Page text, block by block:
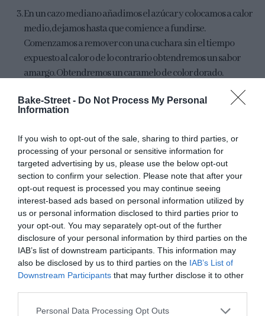
Bake-Street - Do Not Process My Personal
Information
If you wish to opt-out of the sale, sharing to third parties, or
processing of your personal or sensitive information for
targeted advertising by us, please use the below opt-out
section to confirm your selection. Please note that after your
opt-out request is processed you may continue seeing
interest-based ads based on personal information utilized by
us or personal information disclosed to third parties prior to
your opt-out. You may separately opt-out of the further
disclosure of your personal information by third parties on the
IAB’s list of downstream participants. This information may
also be disclosed by us to third parties on the IAB’s List of
Downstream Participants that may further disclose it to other
Please note that this website/app uses one or more Google
Personal Data Processing Opt Outs
En un cazo mediano añadimos el azúcar y colocamos a calor
medio, dejamos hasta que comience a fundirse.
Comenzamos a remover con una cuchara sin el tiempo
expuesto al calor o de lo contrario obtendremos un sabor
amargo. Obtendremos un caramelo de color dorado.
Vertemos la nata poco a poco y sin dejar de remover, una vez
que se haya homogeneizado la mezcla, retiramos del calor y
integrar los ingredientes por completo.
Añadimos el chocolate, previamente troceado, y mezclamos
hasta homogeneizar por completo.
Vertemos la ganache en un recipiente hermético y dejamos
que enfríe a temperatura ambiente. Refrigeramos hasta el
día siguiente.
Preparamos la masa para hornear.
Para estirar la masa os recomiendo hacerlo entre dos láminas
de teflón o papel de hornear. El motivo es que es una masa que